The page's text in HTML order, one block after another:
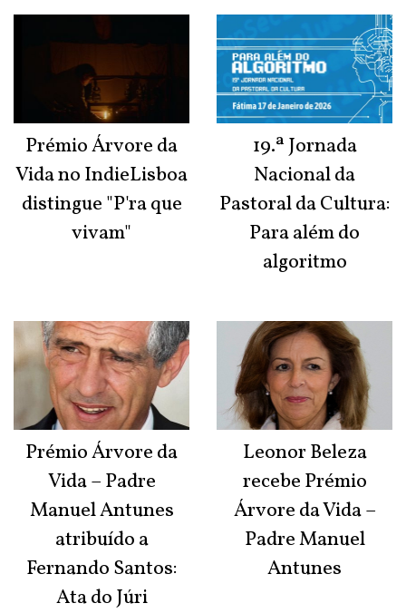
Prémio Árvore da
Vida no IndieLisboa
distingue "P'ra que
vivam"
Prémio Árvore da
Vida – Padre
Manuel Antunes
atribuído a
Fernando Santos:
Ata do Júri
19.ª Jornada
Nacional da
Pastoral da Cultura:
Para além do
algoritmo
Leonor Beleza
recebe Prémio
Árvore da Vida –
Padre Manuel
Antunes